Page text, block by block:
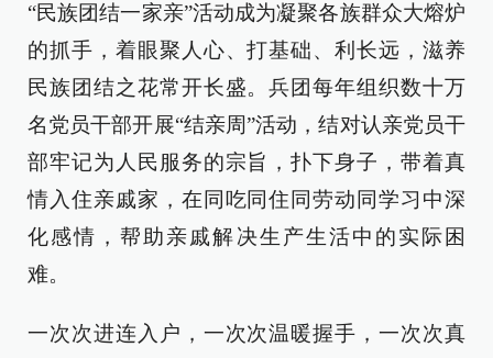
“民族团结一家亲”活动成为凝聚各族群众大熔炉
的抓手，着眼聚人心、打基础、利长远，滋养
民族团结之花常开长盛。兵团每年组织数十万
名党员干部开展“结亲周”活动，结对认亲党员干
部牢记为人民服务的宗旨，扑下身子，带着真
情入住亲戚家，在同吃同住同劳动同学习中深
化感情，帮助亲戚解决生产生活中的实际困
难。
一次次进连入户，一次次温暖握手，一次次真